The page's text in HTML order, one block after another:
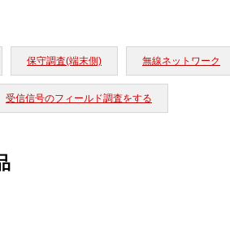
保守調査(端末側) 無線ネットワーク
受信信号のフィールド調査をする